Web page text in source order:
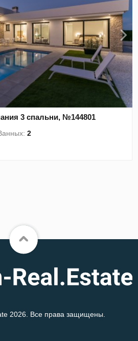
3 спальни, №144801
2
2026. Все права защищены.